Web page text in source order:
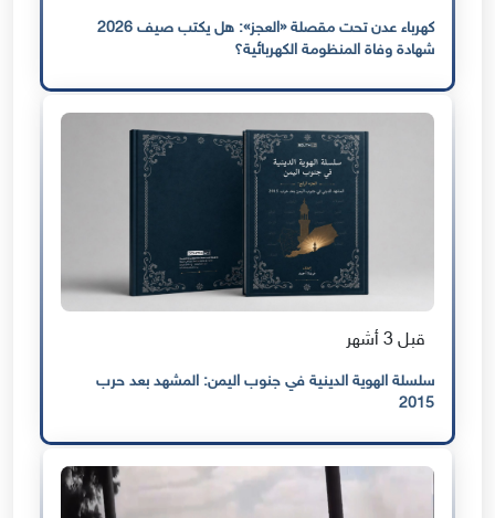
كهرباء عدن تحت مقصلة «العجز»: هل يكتب صيف 2026
شهادة وفاة المنظومة الكهربائية؟
قبل 3 أشهر
سلسلة الهوية الدينية في جنوب اليمن: المشهد بعد حرب
2015